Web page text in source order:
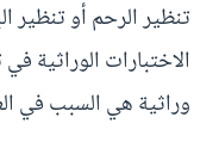
الاختبارات الوراثية
وراثية هي السبب في